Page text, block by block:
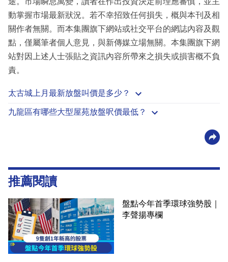
動掌握市場最新狀況。若不幸招致任何損失，概與本刊及相
關作者無關。而本集團旗下網站或社交平台的網誌內容及觀
點，僅屬筆者個人意見，與新傳媒立場無關。本集團旗下網
站對因上述人士張貼之資訊內容所帶來之損失或損害概不負
責。
太古城上月最新放盤叫價是多少？
九龍區有哪些大型屋苑放盤呎價最低？
推薦閱讀
盤點今年首季環球強勢股｜
李聲揚專欄